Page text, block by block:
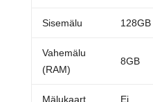
Sisemälu 128GB
Vahemälu
(RAM)
8GB
Mälukaart Ei